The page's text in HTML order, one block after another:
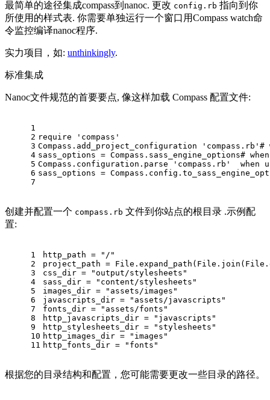
最简单的途径集成compass到nanoc. 更改 config.rb 指向到你
所使用的样式表. 你需要单独运行一个窗口用Compass watch命
令监控编译nanoc程序.
实力项目，如: unthinkingly.
标准集成
Nanoc文件规范的首要要点, 像这样加载 Compass 配置文件:
1
2
3
4
5
6
7
require
'compass'
Compass.add_project_configuration
'compass.rb' #
sass_options = Compass.sass_engine_options#
Compass.configuration.parse
'compass.rb' when
sass_options =
创建并配置一个 compass.rb 文件到你站点的根目录 .示例配
置:
1
2
3
4
5
6
7
8
9
10
11
http_path =
"/"
project_path =
css_dir =
"output/stylesheets"
sass_dir =
"content/stylesheets"
images_dir =
"assets/images"
javascripts_dir =
"assets/javascripts"
fonts_dir =
"assets/fonts"
http_javascripts_dir =
"javascripts"
http_stylesheets_dir =
"stylesheets"
http_images_dir =
"images"
http_fonts_dir =
"fonts"
根据您的目录结构和配置，您可能需要更改一些目录的路径。